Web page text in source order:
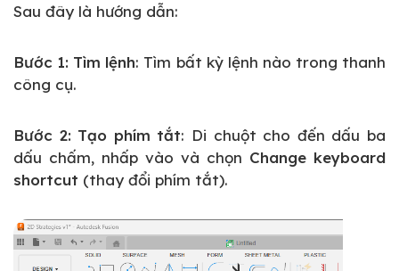
Sau đây là hướng dẫn:
Bước 1: Tìm lệnh: Tìm bất kỳ lệnh nào trong thanh
công cụ.
Bước 2: Tạo phím tắt: Di chuột cho đến dấu ba
dấu chấm, nhấp vào và chọn Change keyboard
shortcut (thay đổi phím tắt).